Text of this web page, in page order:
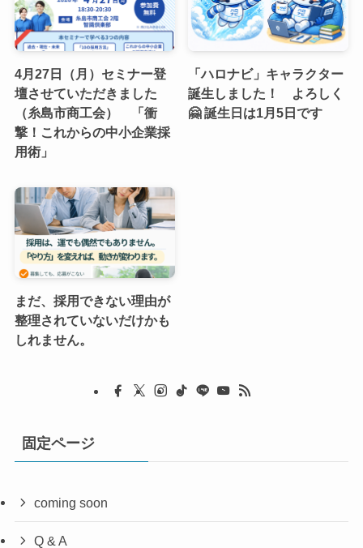
4月27日（月）セミナー登
壇させていただきました
（糸島市商工会） 「衝
撃！これからの中小企業採
用術」
「ハロナビ」キャラクター
誕生しました！ よろしく
🤗 誕生日は1月5日です
まだ、採用できない理由が
整理されていないだけかも
しれません。
固定ページ
coming soon
Q & A